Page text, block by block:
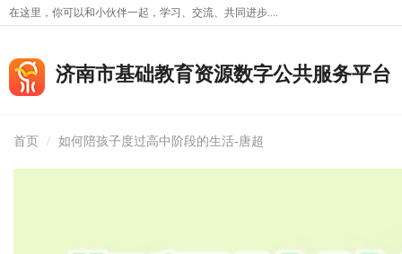
在这里，你可以和小伙伴一起，学习、交流、共同进步....
济南市基础教育资源数字公共服务平台
首页 如何陪孩子度过高中阶段的生活-唐超